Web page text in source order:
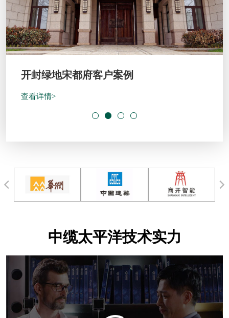
开封绿地宋都府客户案例
查看详情>
中缆太平洋技术实力